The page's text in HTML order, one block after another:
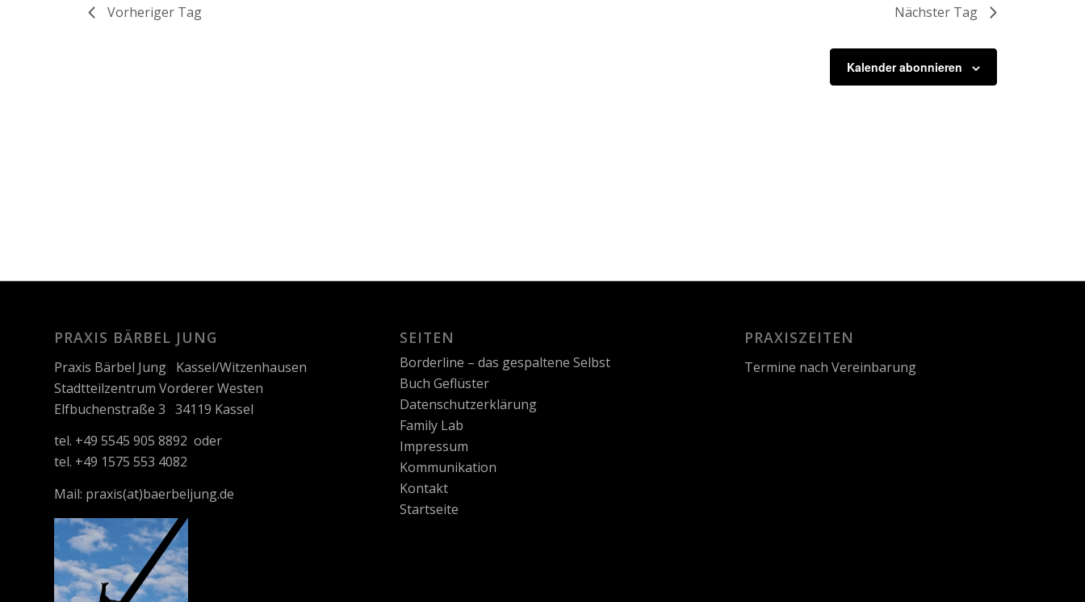
Vorheriger Tag Nächster Tag
Kalender abonnieren
PRAXIS BÄRBEL JUNG
Praxis Bärbel Jung Kassel/Witzenhausen
Stadtteilzentrum Vorderer Westen
Elfbuchenstraße 3 34119 Kassel
tel. +49 5545 905 8892 oder
tel. +49 1575 553 4082
Mail: praxis(at)baerbeljung.de
SEITEN
Borderline – das gespaltene Selbst
Buch Geflüster
Datenschutzerklärung
Family Lab
Impressum
Kommunikation
Kontakt
Startseite
PRAXISZEITEN
Termine nach Vereinbarung